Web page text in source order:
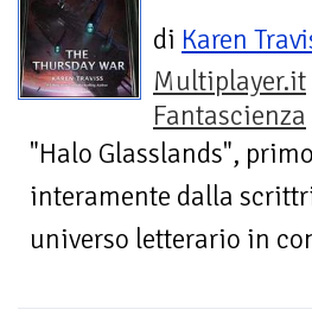
di Karen
Multiplayer.it
Fantascienza
"Halo Glasslands",
interamente dalla
universo letterario in